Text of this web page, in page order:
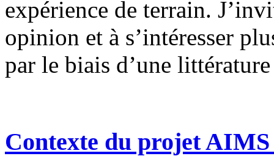
expérience de terrain.
opinion et à s’intéresser
par le biais d’une
Contexte du projet